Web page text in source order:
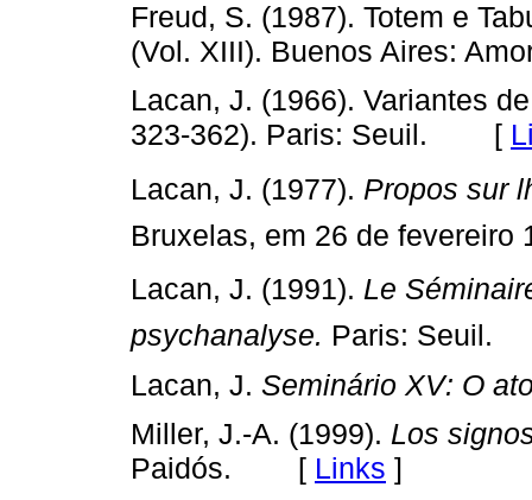
Freud, S. (1987). Totem e
(Vol. XIII). Buenos Aires:
Lacan, J. (1966). Variantes
323-362). Paris: Seuil. [
Lacan, J. (1977). Propos sur
Bruxelas, em 26 de fevereiro
Lacan, J. (1991). Le
psychanalyse. Paris: Seuil.
Lacan, J. Seminário XV: O
Miller, J.-A. (1999). Los
Paidós. [ Links ]